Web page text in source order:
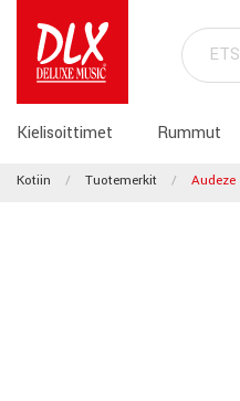
Kielisoittimet Rummut
Kotiin Tuotemerkit Audeze